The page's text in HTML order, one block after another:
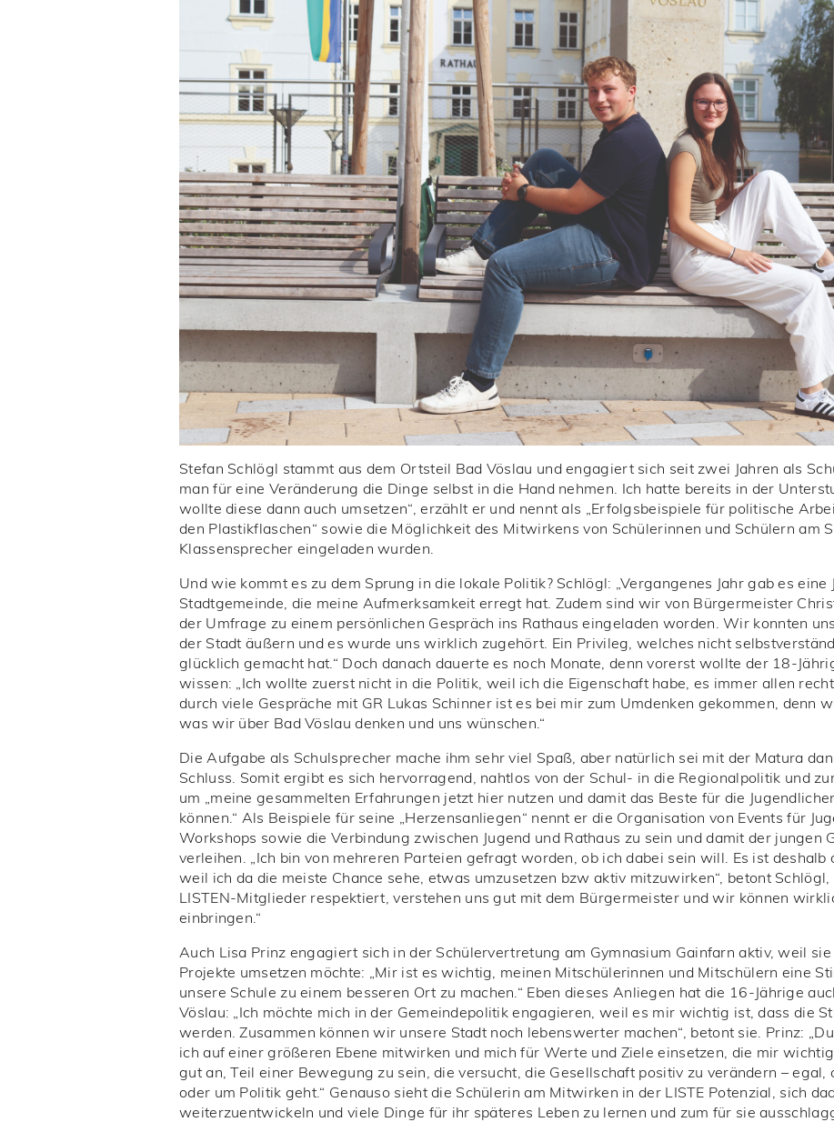
Stefan Schlögl stammt aus dem Ortsteil Bad Vöslau und engagiert sich seit zwei Jahren als
man für eine Veränderung die Dinge selbst in die Hand nehmen. Ich hatte bereits in der
wollte diese dann auch umsetzen“, erzählt er und nennt als „Erfolgsbeispiele für politische
den Plastikflaschen“ sowie die Möglichkeit des Mitwirkens von Schülerinnen und Schülern am
Klassensprecher eingeladen wurden.
Und wie kommt es zu dem Sprung in die lokale Politik? Schlögl: „Vergangenes Jahr gab es eine
Stadtgemeinde, die meine Aufmerksamkeit erregt hat. Zudem sind wir von Bürgermeister
der Umfrage zu einem persönlichen Gespräch ins Rathaus eingeladen worden. Wir konnten
der Stadt äußern und es wurde uns wirklich zugehört. Ein Privileg, welches nicht
glücklich gemacht hat.“ Doch danach dauerte es noch Monate, denn vorerst wollte der 18-
wissen: „Ich wollte zuerst nicht in die Politik, weil ich die Eigenschaft habe, es immer allen
durch viele Gespräche mit GR Lukas Schinner ist es bei mir zum Umdenken gekommen, denn
was wir über Bad Vöslau denken und uns wünschen.“
Die Aufgabe als Schulsprecher mache ihm sehr viel Spaß, aber natürlich sei mit der Matura
Schluss. Somit ergibt es sich hervorragend, nahtlos von der Schul- in die Regionalpolitik und
um „meine gesammelten Erfahrungen jetzt hier nutzen und damit das Beste für die
können.“ Als Beispiele für seine „Herzensanliegen“ nennt er die Organisation von Events für
Workshops sowie die Verbindung zwischen Jugend und Rathaus zu sein und damit der jungen
verleihen. „Ich bin von mehreren Parteien gefragt worden, ob ich dabei sein will. Es ist deshalb
weil ich da die meiste Chance sehe, etwas umzusetzen bzw aktiv mitzuwirken“, betont
LISTEN-Mitglieder respektiert, verstehen uns gut mit dem Bürgermeister und wir können
einbringen.“
Auch Lisa Prinz engagiert sich in der Schülervertretung am Gymnasium Gainfarn aktiv, weil
Projekte umsetzen möchte: „Mir ist es wichtig, meinen Mitschülerinnen und Mitschülern eine
unsere Schule zu einem besseren Ort zu machen.“ Eben dieses Anliegen hat die 16-Jährige
Vöslau: „Ich möchte mich in der Gemeindepolitik engagieren, weil es mir wichtig ist, dass die
werden. Zusammen können wir unsere Stadt noch lebenswerter machen“, betont sie. Prinz:
ich auf einer größeren Ebene mitwirken und mich für Werte und Ziele einsetzen, die mir wichtig
gut an, Teil einer Bewegung zu sein, die versucht, die Gesellschaft positiv zu verändern – egal,
oder um Politik geht.“ Genauso sieht die Schülerin am Mitwirken in der LISTE Potenzial, sich
weiterzuentwickeln und viele Dinge für ihr späteres Leben zu lernen und zum für sie